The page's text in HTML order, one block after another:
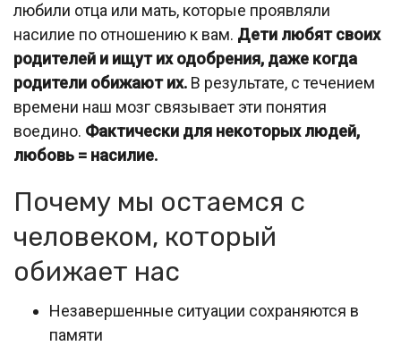
любили отца или мать, которые проявляли
насилие по отношению к вам. Дети любят своих
родителей и ищут их одобрения, даже когда
родители обижают их. В результате, с течением
времени наш мозг связывает эти понятия
воедино. Фактически для некоторых людей,
любовь = насилие.
Почему мы остаемся с
человеком, который
обижает нас
Незавершенные ситуации сохраняются в
памяти